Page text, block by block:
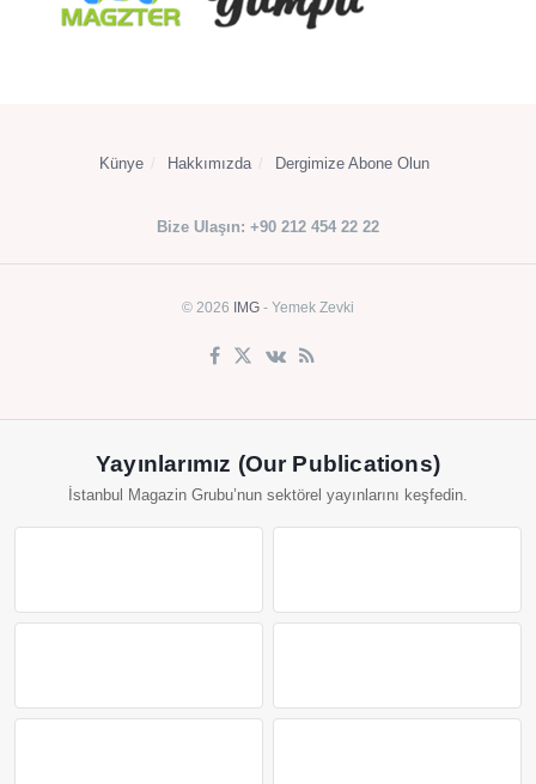
Künye Hakkımızda Dergimize Abone Olun
Bize Ulaşın: +90 212 454 22 22
© 2026 IMG - Yemek Zevki
Yayınlarımız (Our Publications)
İstanbul Magazin Grubu’nun sektörel yayınlarını keşfedin.